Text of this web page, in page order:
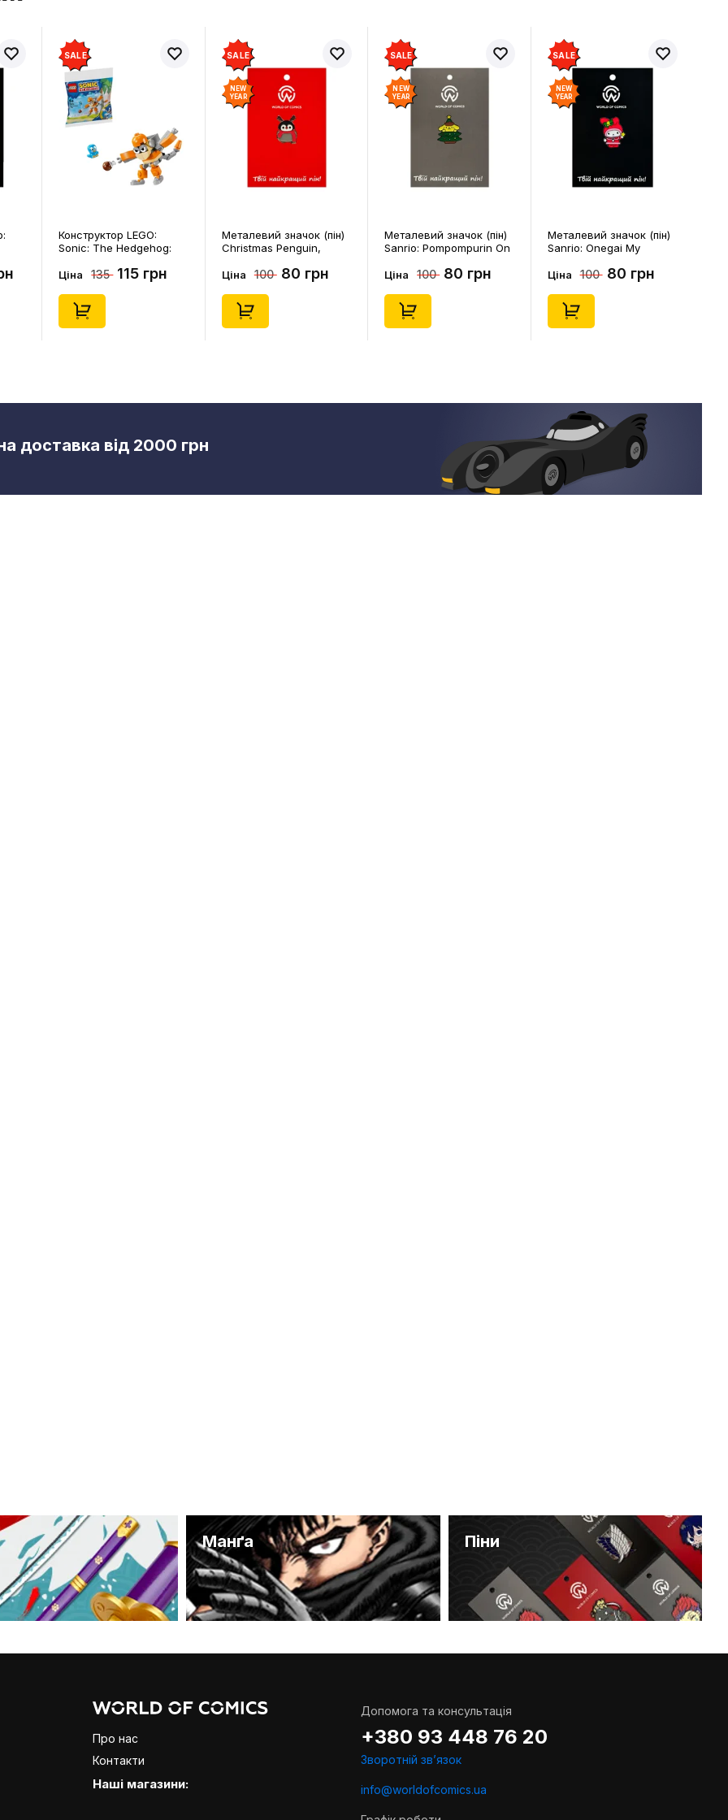
SALE
Конструктор LEGO:
Sonic: The Hedgehog:
Kiki and Flicky, (30676)
Ціна 135 115 грн
SALE
NEW
YEAR
Металевий значок (пін)
Christmas Penguin,
Ціна 100 80 грн
SALE
NEW
YEAR
Металевий значок (пін)
Sanrio: Pompompurin On
Ціна 100 80 грн
SALE
NEW
YEAR
Металевий значок (пін)
Sanrio: Onegai My
Melody, (14543)
Ціна 100 80 грн
доставка від 2000 грн
Манґа Піни
Про нас
Контакти
Наші магазини:
Допомога та консультація
+380 93 448 76 20
Зворотній звʼязок
info@worldofcomics.ua